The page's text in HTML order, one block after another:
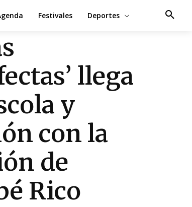
Festivales Deportes
llega
y
con la
de
Rico